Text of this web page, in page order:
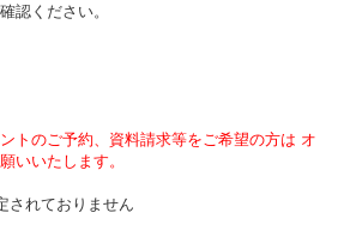
認ください。
トのご予約、資料請求等をご希望の方は オ
いいたします。
されておりません